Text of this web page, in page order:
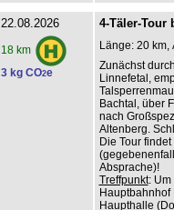
22.08.2026
18 km
3 kg CO2e
4-Täler-Tour
Länge: 20 km,
Zunächst
Linnefetal,
Bachtal, über
nach
Altenberg.
Die Tour
Absprache)!
Treffpunkt: Um
Hauptbahnhof
Haupthalle